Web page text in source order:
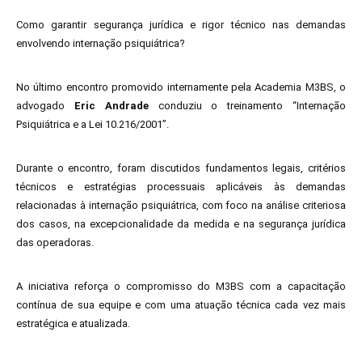
Como garantir segurança jurídica e rigor técnico nas demandas
envolvendo internação psiquiátrica?
No último encontro promovido internamente pela Academia M3BS, o
advogado Eric Andradeconduziu o treinamento “Internação
Psiquiátrica e a Lei 10.216/2001”.
Durante o encontro, foram discutidos fundamentos legais, critérios
técnicos e estratégias processuais aplicáveis às demandas
relacionadas à internação psiquiátrica, com foco na análise criteriosa
dos casos, na excepcionalidade da medida e na segurança jurídica
das operadoras.
A iniciativa reforça o compromisso do M3BS com a capacitação
contínua de sua equipe e com uma atuação técnica cada vez mais
estratégica e atualizada.